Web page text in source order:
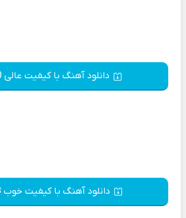
دانلود آهنگ با کیفیت عالی 320
دانلود آهنگ با کیفیت خوب 128